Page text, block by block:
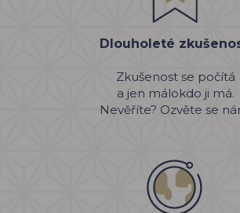
Dlouholeté
Zkušenost se počítá
a jen málokdo ji má.
Nevěříte? Ozvěte se